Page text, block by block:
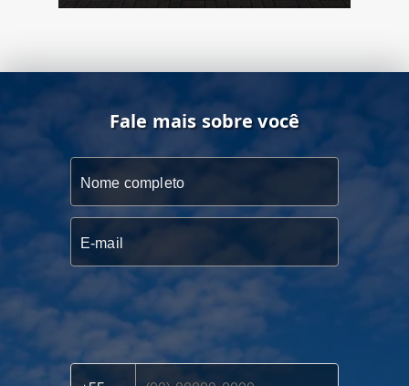
Fale mais sobre você